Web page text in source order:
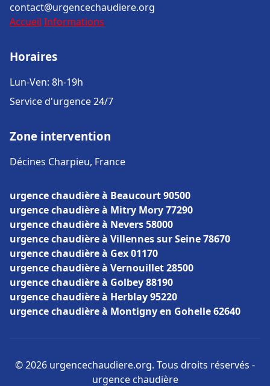
contact@urgencechaudiere.org
Accueil Informations
Horaires
Lun-Ven: 8h-19h
Service d'urgence 24/7
Zone intervention
Décines Charpieu, France
urgence chaudière à Beaucourt 90500
urgence chaudière à Mitry Mory 77290
urgence chaudière à Nevers 58000
urgence chaudière à Villennes sur Seine 78670
urgence chaudière à Gex 01170
urgence chaudière à Vernouillet 28500
urgence chaudière à Golbey 88190
urgence chaudière à Herblay 95220
urgence chaudière à Montigny en Gohelle 62640
© 2026 urgencechaudiere.org. Tous droits réservés -
urgence chaudière